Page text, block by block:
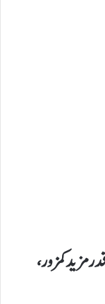
مزید کمزور،